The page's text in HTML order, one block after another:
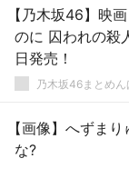
【乃木坂46】映
のに 囚われの殺
日発売！
乃木坂46まとめん
【画像】へずま
な?